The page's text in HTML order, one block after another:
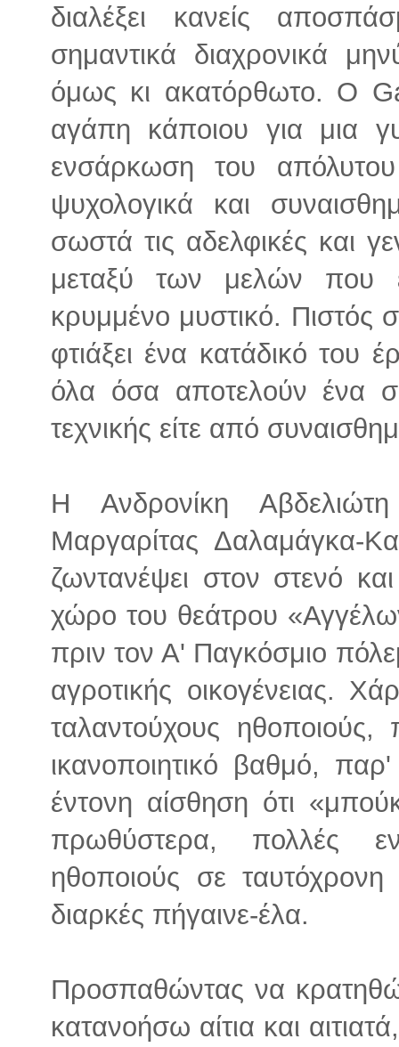
διαλέξει κανείς
σημαντικά διαχρονικά
όμως κι ακατόρθωτο. Ο
αγάπη κάποιου για μια
ενσάρκωση του
ψυχολογικά και
σωστά τις αδελφικές και
μεταξύ των μελών που
κρυμμένο μυστικό. Πιστός
φτιάξει ένα κατάδικό του
όλα όσα αποτελούν ένα
τεχνικής είτε από
Η Ανδρονίκη
Μαργαρίτας Δαλαμάγκα-
ζωντανέψει στον στενό
χώρο του θεάτρου
πριν τον Α' Παγκόσμιο
αγροτικής οικογένειας.
ταλαντούχους
ικανοποιητικό βαθμό,
έντονη αίσθηση ότι
πρωθύστερα, πολλές
ηθοποιούς σε
διαρκές πήγαινε-έλα.
Προσπαθώντας να
κατανοήσω αίτια και